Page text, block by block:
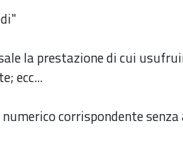
la prestazione di cui
ecc...
corrispondente